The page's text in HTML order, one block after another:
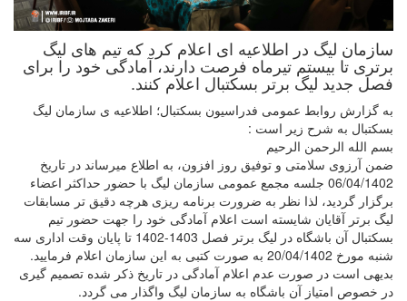
سازمان لیگ در اطلاعیه ای اعلام کرد که تیم های لیگ
برتری تا بیستم تیرماه فرصت دارند، آمادگی خود را برای
فصل جدید لیگ برتر بسکتبال اعلام کنند.
به گزارش روابط عمومی فدراسیون بسکتبال؛ اطلاعیه ی سازمان لیگ
بسکتبال به شرح زیر است :
بسم الله الرحمن الرحیم
ضمن آرزوی سلامتی و توفیق روز افزون، به اطلاع میرساند در تاریخ
06/04/1402 جلسه مجمع عمومی سازمان لیگ با حضور حداکثر اعضاء
برگزار گردید، لذا نظر به ضرورت برنامه ریزی هرچه دقیق تر مسابقات
لیگ برتر آقایان شایسته است اعلام آمادگی خود را جهت حضور تیم
بسکتبال آن باشگاه در لیگ برتر فصل 1403-1402 تا پایان وقت اداری سه
شنبه مورخ 20/04/1402 به صورت کتبی به این سازمان اعلام فرمایید.
بدیهی است در صورت عدم اعلام آمادگی در تاریخ ذکر شده تصمیم گیری
در خصوص امتیاز آن باشگاه به سازمان لیگ واگذار می گردد.